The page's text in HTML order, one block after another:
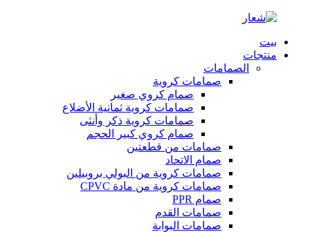
بيت
منتجات
الصمامات
صمامات كروية
صمام كروي صغير
صمامات كروية ثمانية الأضلاع
صمامات كروية ذكر وأنثى
صمام كروي كبير الحجم
صمامات من قطعتين
صمام الاتحاد
صمامات كروية من البولي بروبيلين
صمامات كروية من مادة CPVC
صمام PPR
صمامات القدم
صمامات البوابة